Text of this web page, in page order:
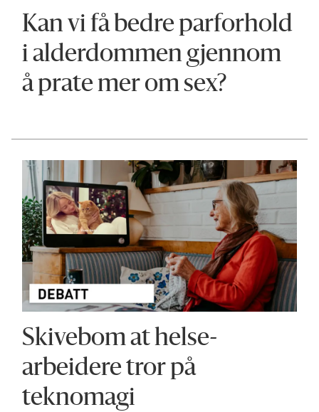
Kan vi få bedre parforhold
i alderdommen gjennom
å prate mer om sex?
Skivebom at helse­
arbeidere tror på
teknomagi